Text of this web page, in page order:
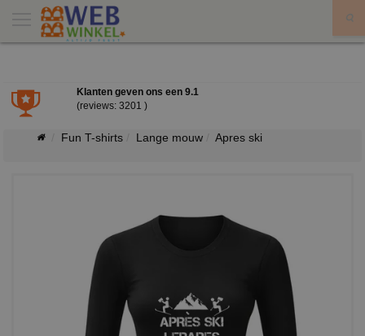
Klanten geven ons een 9.1
(reviews: 3201 )
Fun T-shirts Lange mouw Apres ski